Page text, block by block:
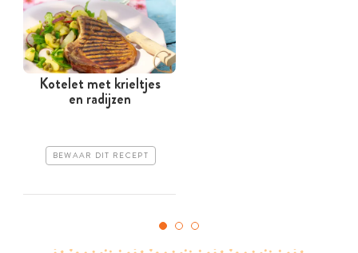
Kotelet met krieltjes
en radijzen
BEWAAR DIT RECEPT